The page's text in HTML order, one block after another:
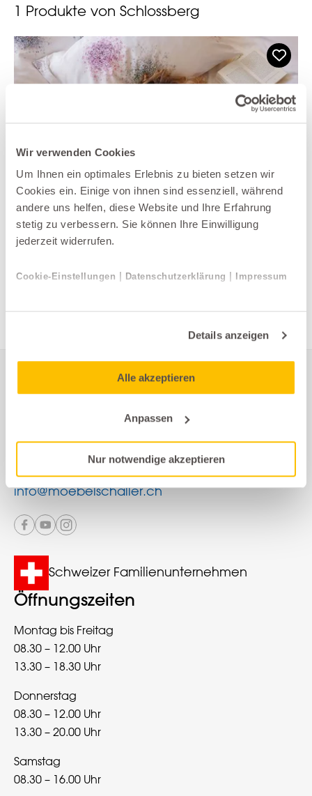
Wir verwenden Cookies
Um Ihnen ein optimales Erlebnis zu bieten setzen wir
Cookies ein. Einige von ihnen sind essenziell, während
andere uns helfen, diese Website und Ihre Erfahrung
stetig zu verbessern. Sie können Ihre Einwilligung
jederzeit widerrufen.
Cookie-Einstellungen | Datenschutzerklärung | Impressum
Details anzeigen
Alle akzeptieren
Anpassen
Nur notwendige akzeptieren
Produkte von Schlossberg
Schlossberg
6232 Geuensee
041 516 39 26
info@moebelschaller.ch
Schweizer Familienunternehmen
Öffnungszeiten
Montag bis Freitag
08.30 – 12.00 Uhr
13.30 – 18.30 Uhr
Donnerstag
08.30 – 12.00 Uhr
13.30 – 20.00 Uhr
Samstag
08.30 – 16.00 Uhr